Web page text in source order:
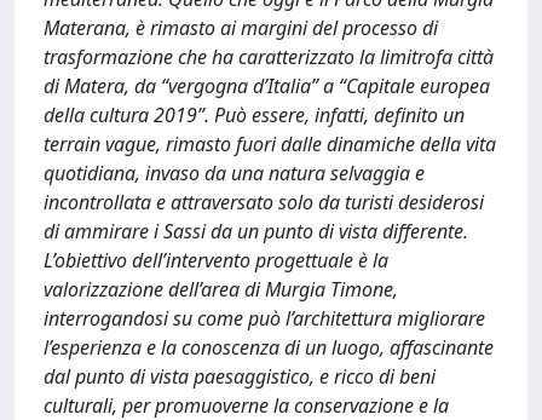
Materana, è rimasto ai margini del processo di
trasformazione che ha caratterizzato la limitrofa città
di Matera, da “vergogna d’Italia” a “Capitale europea
della cultura 2019”. Può essere, infatti, definito un
terrain vague, rimasto fuori dalle dinamiche della vita
quotidiana, invaso da una natura selvaggia e
incontrollata e attraversato solo da turisti desiderosi
di ammirare i Sassi da un punto di vista differente.
L’obiettivo dell’intervento progettuale è la
valorizzazione dell’area di Murgia Timone,
interrogandosi su come può l’architettura migliorare
l’esperienza e la conoscenza di un luogo, affascinante
dal punto di vista paesaggistico, e ricco di beni
culturali, per promuoverne la conservazione e la